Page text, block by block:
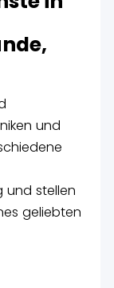
und
und stellen
geliebten